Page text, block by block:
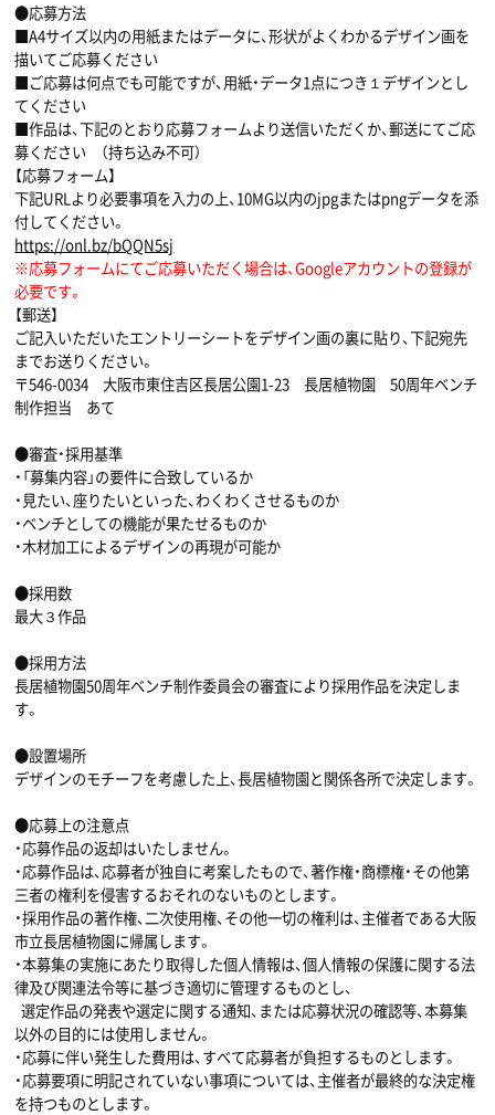
●応募方法
■A4サイズ以内の用紙またはデータに、形状がよくわかるデザイン画を
描いてご応募ください
■ご応募は何点でも可能ですが、用紙・データ1点につき１デザインとし
てください
■作品は、下記のとおり応募フォームより送信いただくか、郵送にてご応
募ください （持ち込み不可）
【応募フォーム】
下記URLより必要事項を入力の上、10MG以内のjpgまたはpngデータを添
付してください。
https://onl.bz/bQQN5sj
※応募フォームにてご応募いただく場合は、Googleアカウントの登録が
必要です。
【郵送】
ご記入いただいたエントリーシートをデザイン画の裏に貼り、下記宛先
までお送りください。
〒546-0034 大阪市東住吉区長居公園1-23 長居植物園 50周年ベンチ
制作担当 あて
●審査・採用基準
・「募集内容」の要件に合致しているか
・見たい、座りたいといった、わくわくさせるものか
・ベンチとしての機能が果たせるものか
・木材加工によるデザインの再現が可能か
●採用数
最大３作品
●採用方法
長居植物園50周年ベンチ制作委員会の審査により採用作品を決定しま
す。
●設置場所
デザインのモチーフを考慮した上、長居植物園と関係各所で決定します。
●応募上の注意点
・応募作品の返却はいたしません。
・応募作品は、応募者が独自に考案したもので、著作権・商標権・その他第
三者の権利を侵害するおそれのないものとします。
・採用作品の著作権、二次使用権、その他一切の権利は、主催者である大阪
市立長居植物園に帰属します。
・本募集の実施にあたり取得した個人情報は、個人情報の保護に関する法
律及び関連法令等に基づき適切に管理するものとし、
選定作品の発表や選定に関する通知、または応募状況の確認等、本募集
以外の目的には使用しません。
・応募に伴い発生した費用は、すべて応募者が負担するものとします。
・応募要項に明記されていない事項については、主催者が最終的な決定権
を持つものとします。